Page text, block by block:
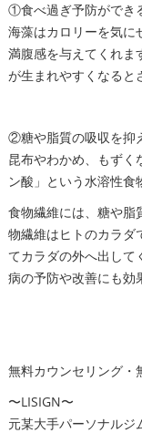
①食べ過ぎ予防ができ
海藻はカロリーを気に
満腹感を与えてくれま
が生まれやすくなると
②糖や脂質の吸収を抑
昆布やわかめ、もずく
ン酸」という水溶性食
食物繊維には、糖や脂
物繊維はヒトのカラダ
てカラダの外へ出して
病の予防や改善にも効
無料カウンセリング・
〜LISIGN〜
元某大手パーソナルジ